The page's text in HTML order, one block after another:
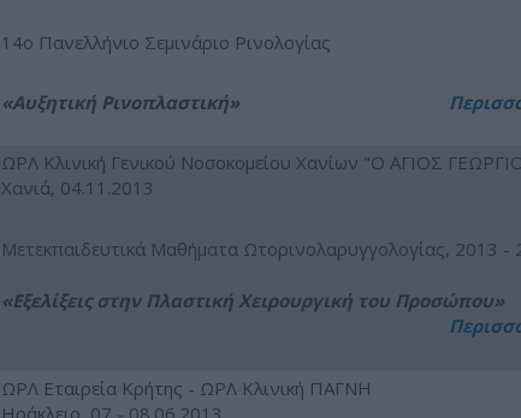
14ο Πανελλήνιο Σεμινάριο Ρινολογίας
«Aυξητική Ρινοπλαστική»
ΩΡΛ Kλινική Γενικού Νοσοκομείου Χανίων "Ο AΓΙΟΣ
Χανιά, 04.11.2013
Μετεκπαιδευτικά Μαθήματα Ωτορινολαρυγγολογίας, 2013 -
«Εξελίξεις στην Πλαστική Χειρουργική του Προσώπου»
ΩΡΛ Εταιρεία Κρήτης - ΩΡΛ Κλινική ΠΑΓΝΗ
Ηράκλειο, 07 - 08.06.2013